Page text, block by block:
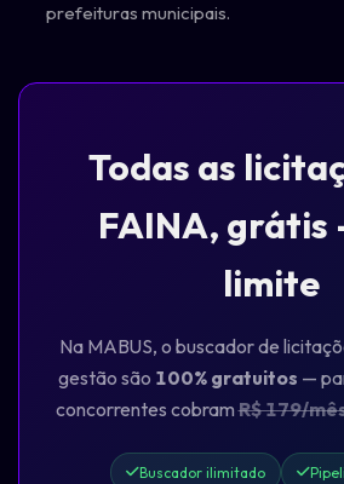
prefeituras municipais.
Todas as
FAINA, grátis
limite
Na MABUS, o buscador de
gestão são 100% gratuitos —
concorrentes cobramR$ 179/
Buscador ilimitado